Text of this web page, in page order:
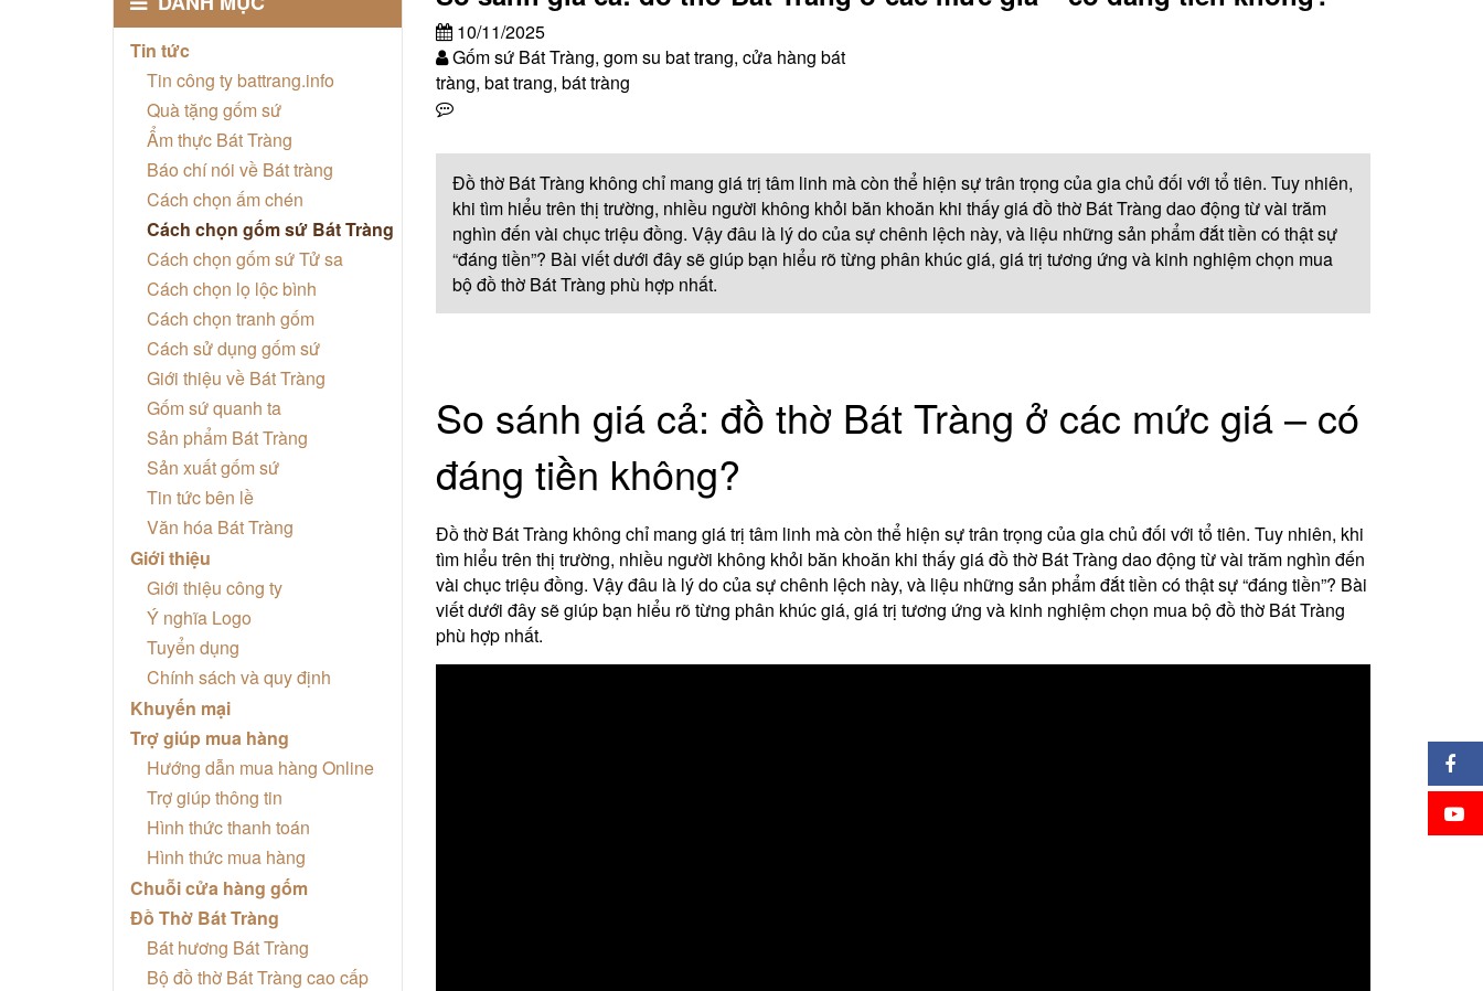
10/11/2025
Gốm sứ Bát Tràng, gom su bat trang, cửa hàng bát
tràng, bat trang, bát tràng
Đồ thờ Bát Tràng không chỉ mang giá trị tâm linh mà còn thể hiện sự trân trọng của gia chủ đối với tổ tiên. Tuy nhiên,
khi tìm hiểu trên thị trường, nhiều người không khỏi băn khoăn khi thấy giá đồ thờ Bát Tràng dao động từ vài trăm
nghìn đến vài chục triệu đồng. Vậy đâu là lý do của sự chênh lệch này, và liệu những sản phẩm đắt tiền có thật sự
“đáng tiền”? Bài viết dưới đây sẽ giúp bạn hiểu rõ từng phân khúc giá, giá trị tương ứng và kinh nghiệm chọn mua
bộ đồ thờ Bát Tràng phù hợp nhất.
So sánh giá cả: đồ thờ Bát Tràng ở các mức giá – có
đáng tiền không?
Đồ thờ Bát Tràng không chỉ mang giá trị tâm linh mà còn thể hiện sự trân trọng của gia chủ đối với tổ tiên. Tuy nhiên, khi
tìm hiểu trên thị trường, nhiều người không khỏi băn khoăn khi thấy giá đồ thờ Bát Tràng dao động từ vài trăm nghìn đến
vài chục triệu đồng. Vậy đâu là lý do của sự chênh lệch này, và liệu những sản phẩm đắt tiền có thật sự “đáng tiền”? Bài
viết dưới đây sẽ giúp bạn hiểu rõ từng phân khúc giá, giá trị tương ứng và kinh nghiệm chọn mua bộ đồ thờ Bát Tràng
phù hợp nhất.
Tin tức
Tin công ty battrang.info
Quà tặng gốm sứ
Ẩm thực Bát Tràng
Báo chí nói về Bát tràng
Cách chọn ấm chén
Cách chọn gốm sứ Bát Tràng
Cách chọn gốm sứ Tử sa
Cách chọn lọ lộc bình
Cách chọn tranh gốm
Cách sử dụng gốm sứ
Giới thiệu về Bát Tràng
Gốm sứ quanh ta
Sản phẩm Bát Tràng
Sản xuất gốm sứ
Tin tức bên lề
Văn hóa Bát Tràng
Giới thiệu
Giới thiệu công ty
Ý nghĩa Logo
Tuyển dụng
Chính sách và quy định
Khuyến mại
Trợ giúp mua hàng
Hướng dẫn mua hàng Online
Trợ giúp thông tin
Hình thức thanh toán
Hình thức mua hàng
Chuỗi cửa hàng gốm
Đồ Thờ Bát Tràng
Bát hương Bát Tràng
Bộ đồ thờ Bát Tràng cao cấp